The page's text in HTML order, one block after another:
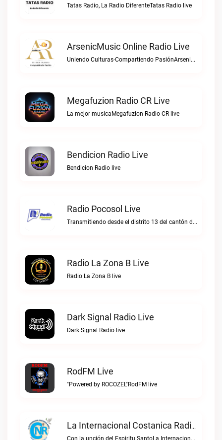
Tatas Radio, La Radio DiferenteTatas Radio live
ArsenicMusic Online Radio Live
Uniendo Culturas-Compartiendo PasiónArsenicMusic Online Radio live
Megafuzion Radio CR Live
La mejor musicaMegafuzion Radio CR live
Bendicion Radio Live
Bendicion Radio live
Radio Pocosol Live
Transmitiendo desde el distrito 13 del cantón de Santa Rosa de Pocosol.Radio Pocosol live
Radio La Zona B Live
Radio La Zona B live
Dark Signal Radio Live
Dark Signal Radio live
RodFM Live
"Powered by ROCOZEL"RodFM live
La Internacional Costanica Radio Live
Con la unción del Espiritu SantoLa Internacional Costanica Radio live